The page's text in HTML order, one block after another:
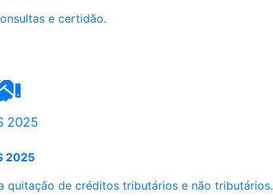
e certidão.
2025
2025
quitação de créditos tributários e não tributários.